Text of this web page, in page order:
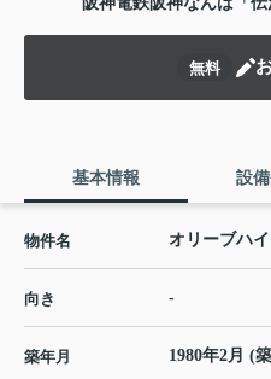
無料
基本情報 設
物件名 オリーブハ
向き -
築年月 1980年2月 (